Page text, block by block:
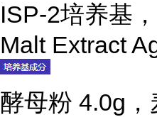
ISP-2培养基
Malt Extract
酵母粉 4.0g